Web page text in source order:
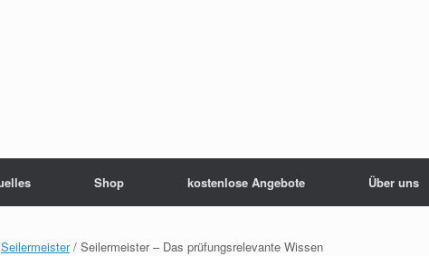
Shop kostenlose Angebote Über uns
Seilermeister/ Seilermeister – Das prüfungsrelevante Wissen